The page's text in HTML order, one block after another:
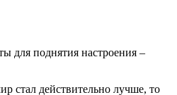
для поднятия настроения –
стал действительно лучше, то